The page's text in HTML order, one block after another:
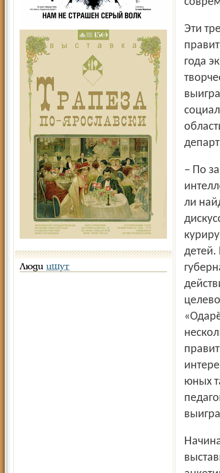
Люди ищут
Эти тревоги нашли понимание и поддержку в
года
– По запасам главного ресурса нашей области –
ли
юных
Начиная с сентября, два с половиной месяца готовилась к